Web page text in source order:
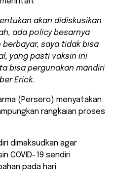
akan didiskusikan
ada policybesarnya
saya tidak bisa
yang pasti vaksin ini
bisa pergunakan mandiri
Erick.
(Persero) menyatakan
rangkaian proses
dimaksudkan agar
COVID-19 sendiri
pada hari